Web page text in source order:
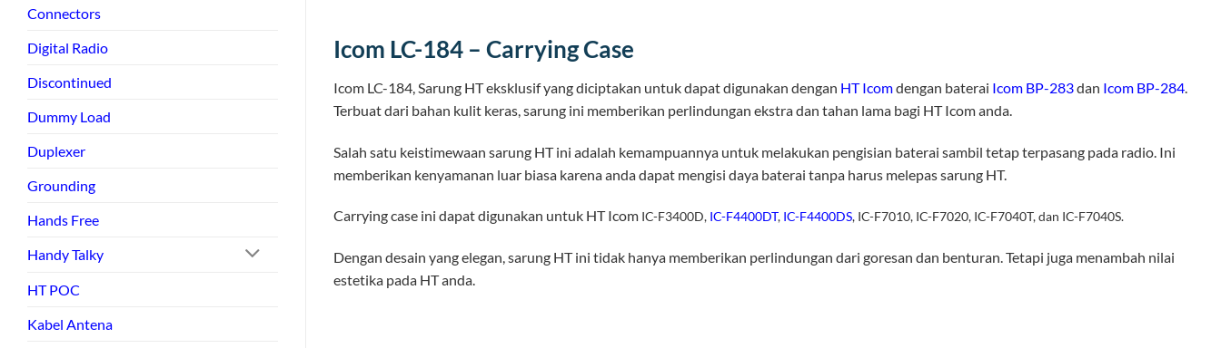
Connectors
Digital Radio
Discontinued
Dummy Load
Duplexer
Grounding
Hands Free
Handy Talky
HT POC
Kabel Antena
Icom LC-184 – Carrying Case
Icom LC-184, Sarung HT eksklusif yang diciptakan untuk dapat digunakan dengan HT Icomdengan baterai Icom BP-283dan Icom BP-284
Terbuat dari bahan kulit keras, sarung ini memberikan perlindungan ekstra dan tahan lama bagi HT Icom anda.
Salah satu keistimewaan sarung HT ini adalah kemampuannya untuk melakukan pengisian baterai sambil tetap terpasang pada radio. Ini
memberikan kenyamanan luar biasa karena anda dapat mengisi daya baterai tanpa harus melepas sarung HT.
Carrying case ini dapat digunakan untuk HT Icom IC-F3400D, IC-F4400DT, IC-F4400DS, IC-F7010, IC-F7020, IC-F7040T, dan IC-F7040S.
Dengan desain yang elegan, sarung HT ini tidak hanya memberikan perlindungan dari goresan dan benturan. Tetapi juga menambah nilai
estetika pada HT anda.